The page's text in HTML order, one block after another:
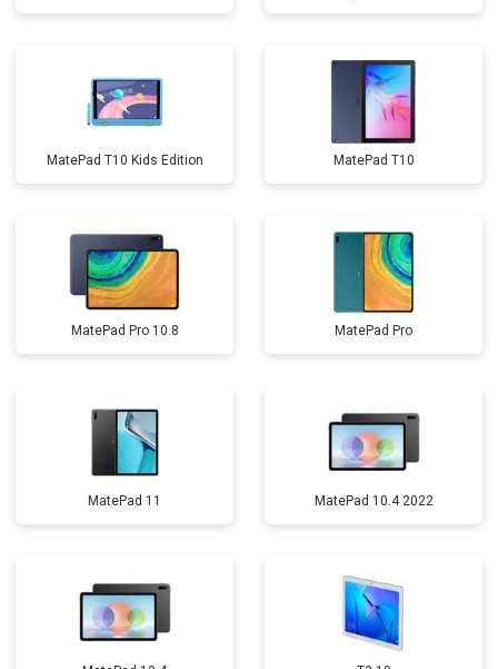
MatePad T10 Kids Edition MatePad T10
MatePad Pro 10.8 MatePad Pro
MatePad 11 MatePad 10.4 2022